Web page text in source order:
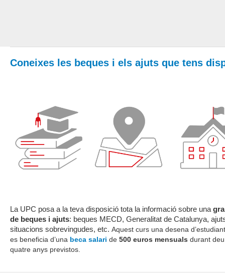
Coneixes les beques i els ajuts que tens
La UPC posa a la teva disposició tota la informació sobre una
de beques i ajuts: beques MECD, Generalitat de Catalunya,
situacions sobrevingudes, etc. Aquest curs una desena
es beneficia d’una beca salari de 500 euros mensuals durant
quatre anys previstos